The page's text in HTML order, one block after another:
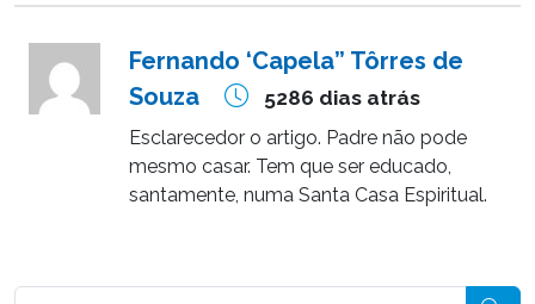
Fernando ‘Capela” Tôrres de
Souza
5286 dias atrás
Esclarecedor o artigo. Padre não pode
mesmo casar. Tem que ser educado,
santamente, numa Santa Casa Espiritual.